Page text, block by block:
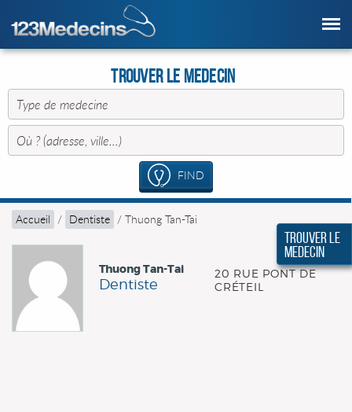
Trouver le Medecin
FIND
Accueil / Dentiste / Thuong Tan-Tai
Thuong Tan-Tai
Dentiste
20 RUE PONT DE
CRÉTEIL
Trouver le
Medecin